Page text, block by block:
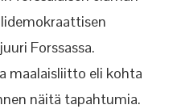
Forssassa.
maalaisliitto eli kohta
näitä tapahtumia.